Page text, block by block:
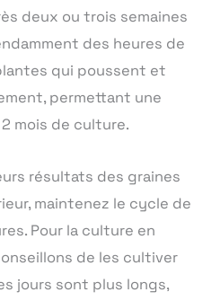
deux ou trois semaines
des heures de
qui poussent et
permettant une
mois de culture.
résultats des graines
maintenez le cycle de
Pour la culture en
de les cultiver
jours sont plus longs,